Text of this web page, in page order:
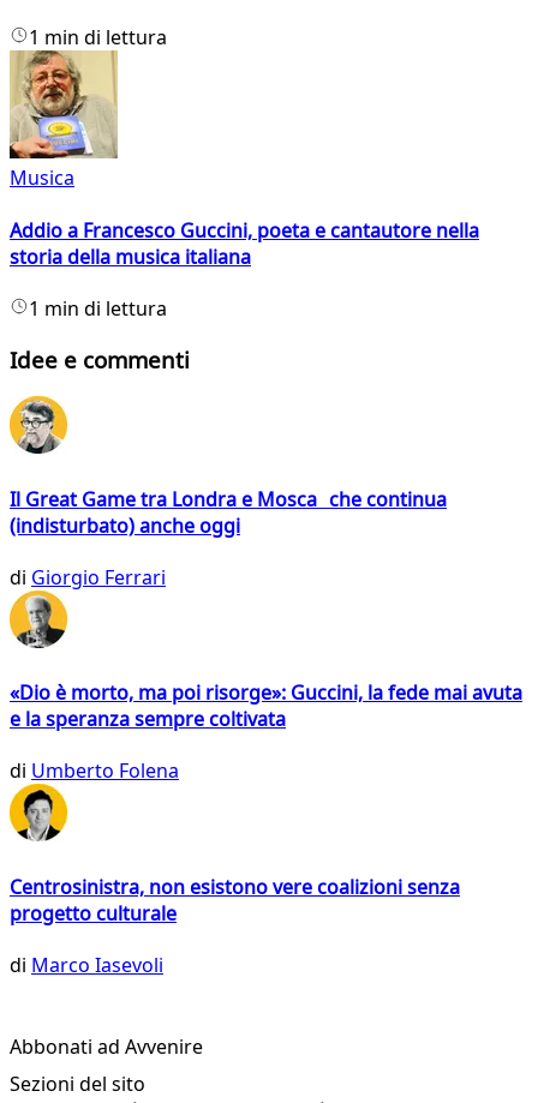
1 min di lettura
Musica
Addio a Francesco Guccini, poeta e cantautore nella
storia della musica italiana
1 min di lettura
Idee e commenti
Il Great Game tra Londra e Mosca che continua
(indisturbato) anche oggi
di Giorgio Ferrari
«Dio è morto, ma poi risorge»: Guccini, la fede mai avuta
e la speranza sempre coltivata
di Umberto Folena
Centrosinistra, non esistono vere coalizioni senza
progetto culturale
di Marco Iasevoli
Abbonati ad Avvenire
Sezioni del sito